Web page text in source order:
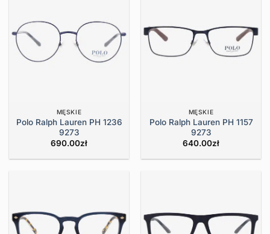
MĘSKIE
Polo Ralph Lauren PH 1236
9273
690.00zł
MĘSKIE
Polo Ralph Lauren PH 1157
9273
640.00zł